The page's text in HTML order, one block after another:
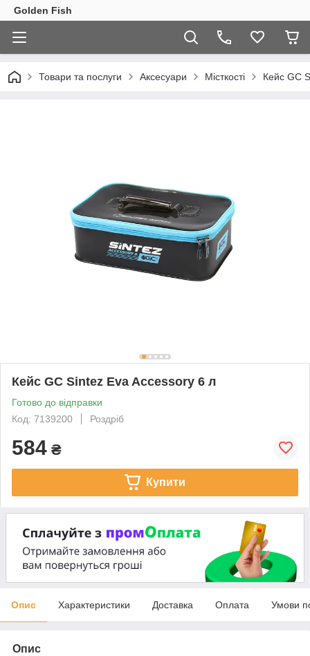
Golden Fish
Товари та послуги Аксесуари Місткості Кейс GC
Кейс GC Sintez Eva Accessory 6 л
Готово до відправки
Код: 7139200
Роздріб
584 ₴
Купити
Опис Характеристики Доставка Оплата Умови
Опис